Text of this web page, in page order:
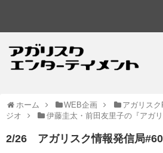
ホーム WEB企画
アガリス
ジオ
伊藤圭太・前田友里子の『アガリ
2/26 アガリスク情報発信局#60